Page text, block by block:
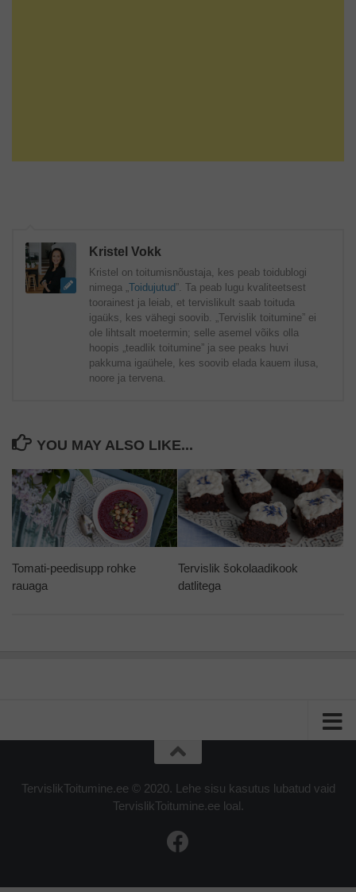
Kristel Vokk
Kristel on toitumisnõustaja, kes peab toidublogi
nimega „Toidujutud ”. Ta peab lugu kvaliteetsest
toorainest ja leiab, et tervislikult saab toituda
igaüks, kes vähegi soovib. „Tervislik toitumine” ei
ole lihtsalt moetermin; selle asemel võiks olla
hoopis „teadlik toitumine” ja see peaks huvi
pakkuma igaühele, kes soovib elada kauem ilusa,
noore ja tervena.
YOU MAY ALSO LIKE...
Tomati-peedisupp rohke
rauaga
Tervislik šokolaadikook
datlitega
TervislikToitumine.ee © 2020. Lehe sisu kasutus lubatud vaid
TervislikToitumine.ee loal.